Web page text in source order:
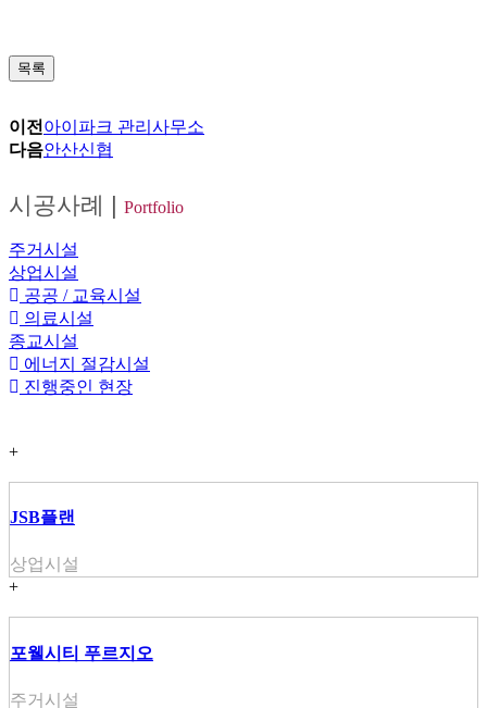
목록
이전 아이파크 관리사무소
다음안산신협
시공사례 | Portfolio
주거시설
상업시설
공공 / 교육시설
의료시설
종교시설
에너지 절감시설
진행중인 현장
+
JSB플랜
상업시설
+
포웰시티 푸르지오
주거시설